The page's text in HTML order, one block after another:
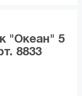
"Океан" 5
8833